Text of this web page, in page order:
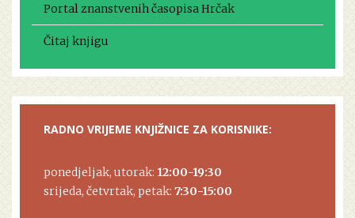
Portal znanstvenih časopisa Hrčak
Čitaj knjigu
RADNO VRIJEME KNJIŽNICE ZA KORISNIKE:
ponedjeljak, utorak: 12:00-19:30
srijeda, četvrtak, petak: 7:30-15:00